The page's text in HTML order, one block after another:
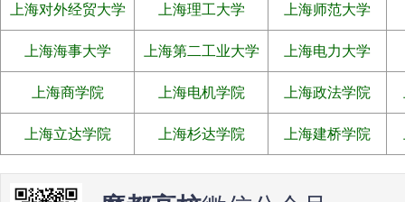
上海对外经贸大学 上海理工大学 上海师范大学
上海海事大学 上海第二工业大学 上海电力大学
上海商学院 上海电机学院 上海政法学院
上海立达学院 上海杉达学院 上海建桥学院